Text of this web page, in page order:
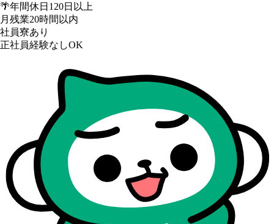
🌴年間休日120日以上
月残業20時間以内
社員寮あり
正社員経験なしOK